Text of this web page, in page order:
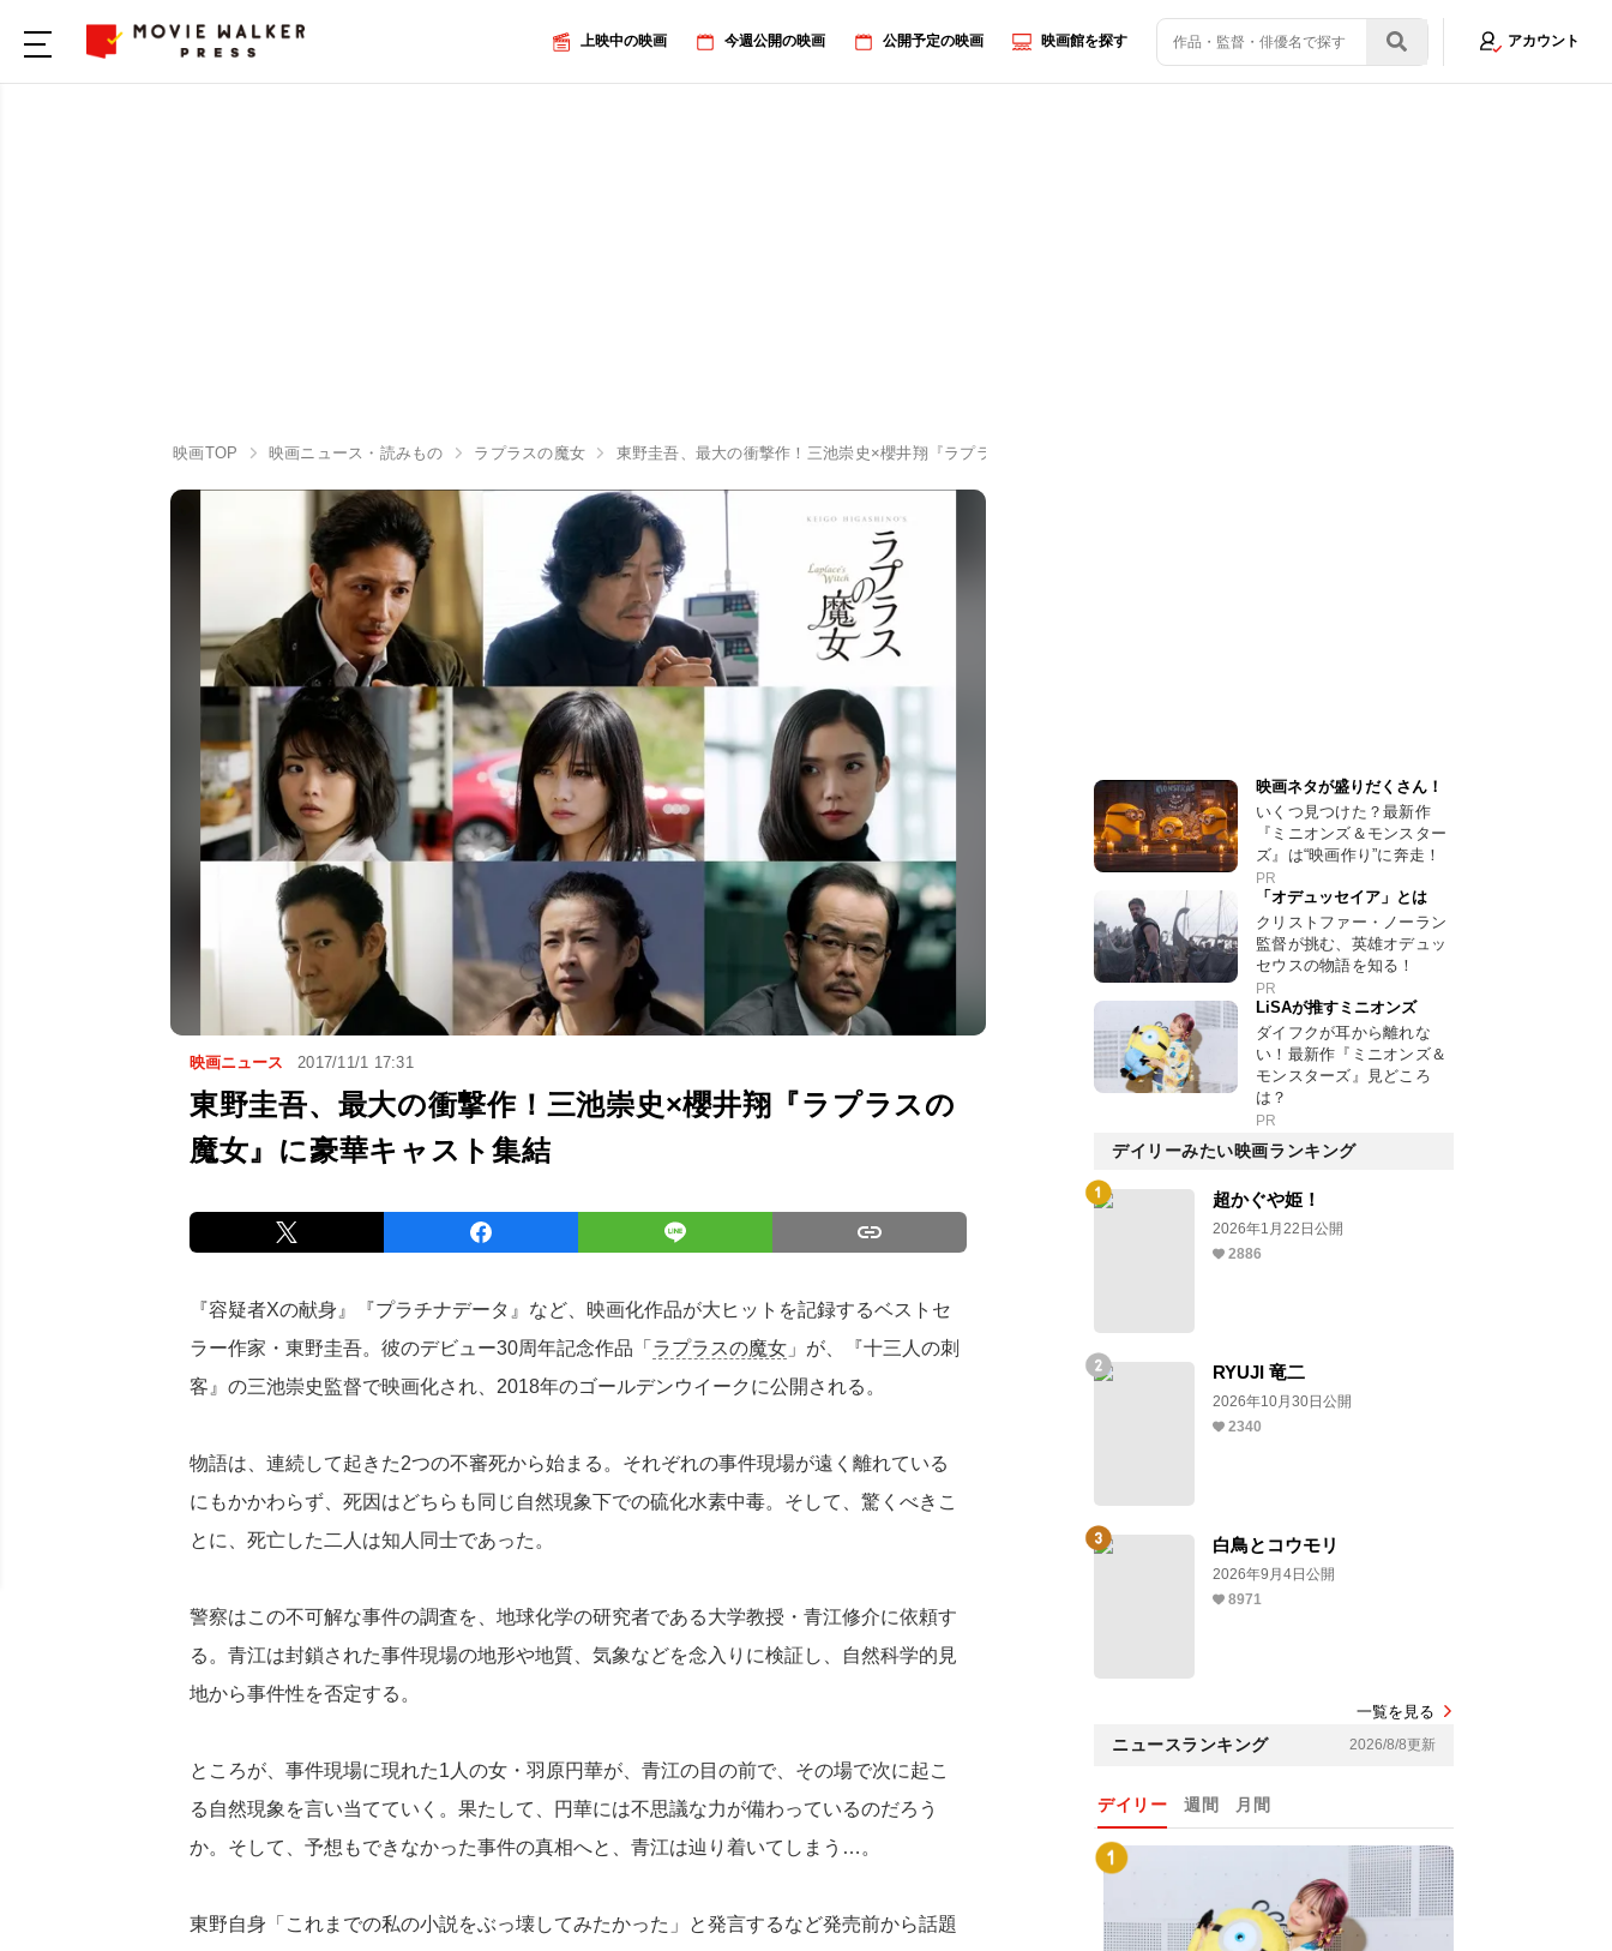
上映中の映画 今週公開の映画 公開予定の映画 映画館を探す アカウント
映画TOP 映画ニュース・読みもの ラプラスの魔女 東野圭吾、最大の衝撃作！三池崇史×櫻井翔『ラプラスの魔女』に豪華キャスト集結
映画ニュース 2017/11/1 17:31
東野圭吾、最大の衝撃作！三池崇史×櫻井翔『ラプラスの
魔女』に豪華キャスト集結
『容疑者Xの献身』『プラチナデータ』など、映画化作品が大ヒットを記録するベストセ
ラー作家・東野圭吾。彼のデビュー30周年記念作品「 ラプラスの魔女 」が、『十三人の刺
客』の三池崇史監督で映画化され、2018年のゴールデンウイークに公開される。
物語は、連続して起きた2つの不審死から始まる。それぞれの事件現場が遠く離れている
にもかかわらず、死因はどちらも同じ自然現象下での硫化水素中毒。そして、驚くべきこ
とに、死亡した二人は知人同士であった。
警察はこの不可解な事件の調査を、地球化学の研究者である大学教授・青江修介に依頼す
る。青江は封鎖された事件現場の地形や地質、気象などを念入りに検証し、自然科学的見
地から事件性を否定する。
ところが、事件現場に現れた1人の女・羽原円華が、青江の目の前で、その場で次に起こ
る自然現象を言い当てていく。果たして、円華には不思議な力が備わっているのだろう
か。そして、予想もできなかった事件の真相へと、青江は辿り着いてしまう…。
東野自身「これまでの私の小説をぶっ壊してみたかった」と発言するなど発売前から話題
映画ネタが盛りだくさん！
いくつ見つけた？最新作
『ミニオンズ＆モンスター
ズ』は“映画作り”に奔走！
PR
「オデュッセイア」とは
クリストファー・ノーラン
監督が挑む、英雄オデュッ
セウスの物語を知る！
PR
LiSAが推すミニオンズ
ダイフクが耳から離れな
い！最新作『ミニオンズ＆
モンスターズ』見どころ
は？
PR
デイリーみたい映画ランキング
超かぐや姫！
2026年1月22日公開
2886
RYUJI 竜二
2026年10月30日公開
2340
白鳥とコウモリ
2026年9月4日公開
8971
一覧を見る
ニュースランキング 2026/8/8更新
デイリー 週間 月間